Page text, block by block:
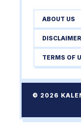
ABOUT US
DISCLAIMER
TERMS OF
© 2026